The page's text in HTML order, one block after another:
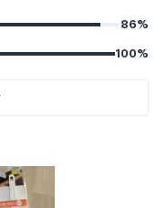
86%
100%